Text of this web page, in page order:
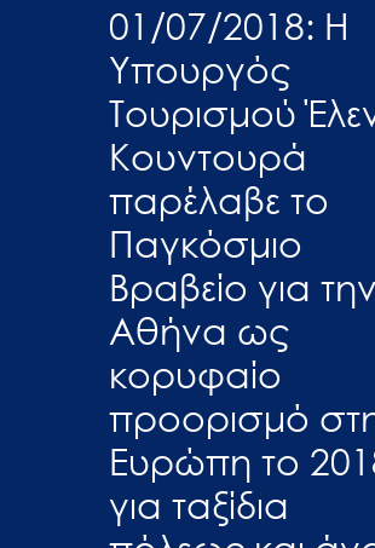
01/07/2018: Η
Υπουργός
Τουρισμού
Κουντουρά
παρέλαβε το
Παγκόσμιο
Βραβείο για την
Αθήνα ως
κορυφαίο
προορισμό
Ευρώπη το
για ταξίδια